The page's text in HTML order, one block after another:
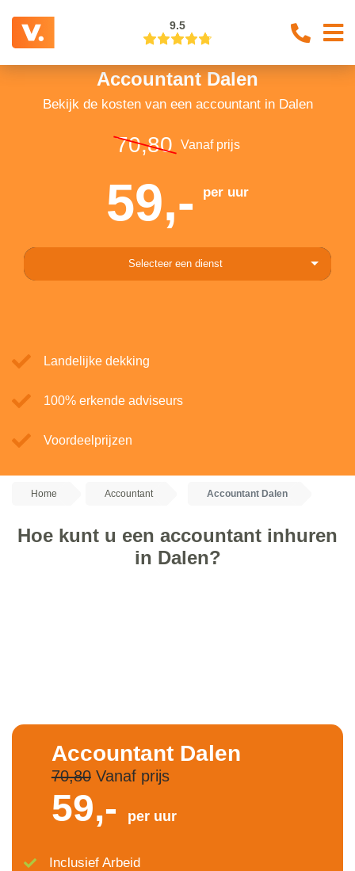
9.5
Accountant Dalen
Bekijk de kosten van een accountant in Dalen
70,80 Vanaf prijs
59,- per uur
Selecteer een dienst
Landelijke dekking
100% erkende adviseurs
Voordeelprijzen
Home Accountant Accountant Dalen
Hoe kunt u een accountant inhuren
in Dalen?
Accountant Dalen
70,80Vanaf prijs
59,- per uur
Inclusief Arbeid